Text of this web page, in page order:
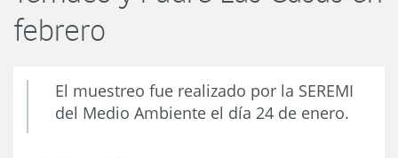
febrero
El muestreo fue realizado por la SEREMI
del Medio Ambiente el día 24 de enero.